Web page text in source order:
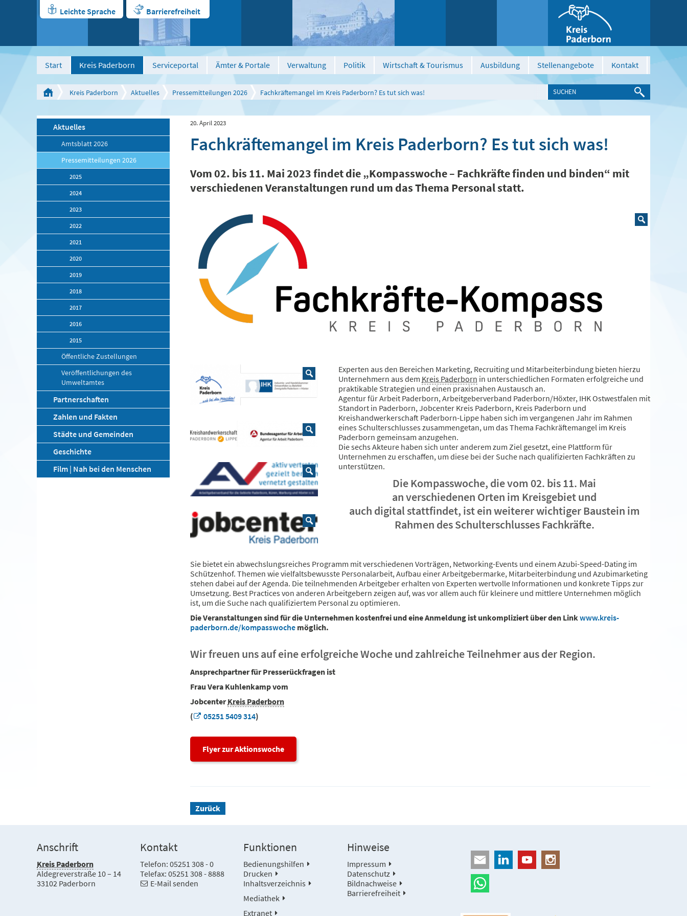
Leichte Sprache Barrierefreiheit
Start Kreis Paderborn Serviceportal Ämter & Portale Verwaltung Politik Wirtschaft & Tourismus Ausbildung Stellenangebote Kontakt
Kreis Paderborn Aktuelles Pressemitteilungen 2026 Fachkräftemangel im Kreis Paderborn? Es tut sich was!
Aktuelles
Amtsblatt 2026
Pressemitteilungen 2026
2025
2024
2023
2022
2021
2020
2019
2018
2017
2016
2015
Öffentliche Zustellungen
Veröffentlichungen des
Umweltamtes
Partnerschaften
Zahlen und Fakten
Städte und Gemeinden
Geschichte
Film | Nah bei den Menschen
20. April 2023
Fachkräftemangel im Kreis Paderborn? Es tut sich was!
Vom 02. bis 11. Mai 2023 findet die „Kompasswoche – Fachkräfte finden und binden“ mit
verschiedenen Veranstaltungen rund um das Thema Personal statt.
Experten aus den Bereichen Marketing, Recruiting und Mitarbeiterbindung bieten hierzu
Unternehmern aus dem Kreis Paderborn in unterschiedlichen Formaten erfolgreiche und
praktikable Strategien und einen praxisnahen Austausch an.
Agentur für Arbeit Paderborn, Arbeitgeberverband Paderborn/Höxter, IHK Ostwestfalen mit
Standort in Paderborn, Jobcenter Kreis Paderborn, Kreis Paderborn und
Kreishandwerkerschaft Paderborn-Lippe haben sich im vergangenen Jahr im Rahmen
eines Schulterschlusses zusammengetan, um das Thema Fachkräftemangel im Kreis
Paderborn gemeinsam anzugehen.
Die sechs Akteure haben sich unter anderem zum Ziel gesetzt, eine Plattform für
Unternehmen zu erschaffen, um diese bei der Suche nach qualifizierten Fachkräften zu
unterstützen.
Die Kompasswoche, die vom 02. bis 11. Mai
an verschiedenen Orten im Kreisgebiet und
auch digital stattfindet, ist ein weiterer wichtiger Baustein im
Rahmen des Schulterschlusses Fachkräfte.
Sie bietet ein abwechslungsreiches Programm mit verschiedenen Vorträgen, Networking-Events und einem Azubi-Speed-Dating im
Schützenhof. Themen wie vielfaltsbewusste Personalarbeit, Aufbau einer Arbeitgebermarke, Mitarbeiterbindung und Azubimarketing
stehen dabei auf der Agenda. Die teilnehmenden Arbeitgeber erhalten von Experten wertvolle Informationen und konkrete Tipps zur
Umsetzung. Best Practices von anderen Arbeitgebern zeigen auf, was vor allem auch für kleinere und mittlere Unternehmen möglich
ist, um die Suche nach qualifiziertem Personal zu optimieren.
Die Veranstaltungen sind für die Unternehmen kostenfrei und eine Anmeldung ist unkompliziert über den Linkwww.kreis-
paderborn.de/kompasswoche möglich.
Wir freuen uns auf eine erfolgreiche Woche und zahlreiche Teilnehmer aus der Region.
Ansprechpartner für Presserückfragen ist
Frau Vera Kuhlenkamp vom
JobcenterKreis Paderborn
(
05251 5409 314)
Flyer zur Aktionswoche
Zurück
Anschrift
Kreis Paderborn
Aldegreverstraße 10 – 14
33102 Paderborn
Kontakt
Telefon: 05251 308 - 0
Telefax: 05251 308 - 8888
E-Mail senden
Funktionen
Bedienungshilfen
Drucken
Inhaltsverzeichnis
Mediathek
Extranet
Hinweise
Impressum
Datenschutz
Bildnachweise
Barrierefreiheit